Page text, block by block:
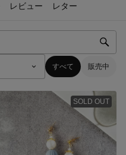
レビュー レター
すべて 販売中
SOLD OUT